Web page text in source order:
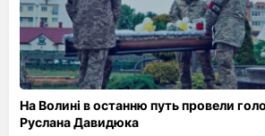
На Волині в останню путь провели
Руслана Давидюка